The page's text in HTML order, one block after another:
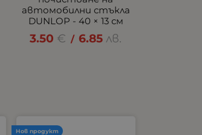
автомобилни стъкла
DUNLOP - 40 × 13 см
3.50 € / 6.85 лв.
Нов продукт